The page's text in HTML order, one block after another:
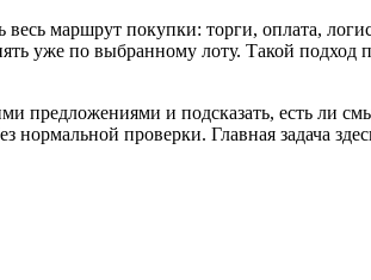
весь маршрут покупки: торги, оплата,
уже по выбранному лоту. Такой подход
и подсказать, есть ли
проверки. Главная задача